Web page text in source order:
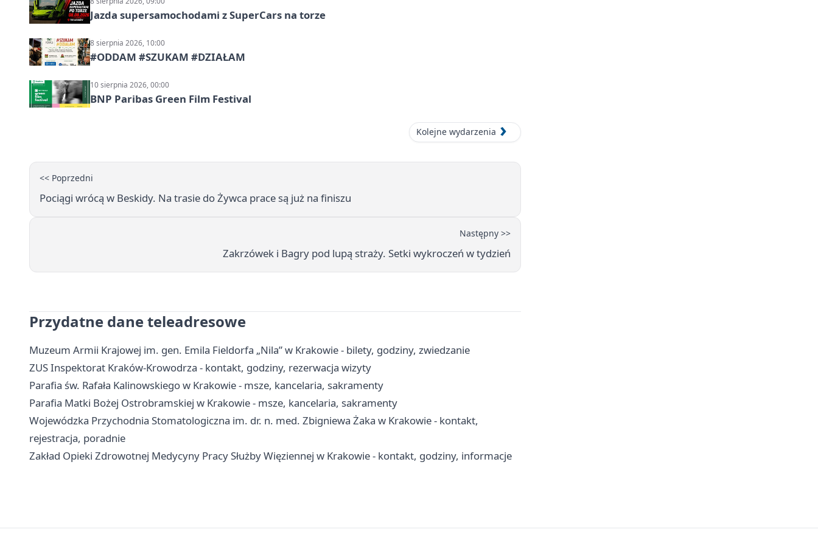
Jazda supersamochodami z SuperCars na torze
8 sierpnia 2026, 10:00
#ODDAM #SZUKAM #DZIAŁAM
10 sierpnia 2026, 00:00
BNP Paribas Green Film Festival
Kolejne wydarzenia
<< Poprzedni
Pociągi wrócą w Beskidy. Na trasie do Żywca prace są już na finiszu
Następny >>
Zakrzówek i Bagry pod lupą straży. Setki wykroczeń w tydzień
Przydatne dane teleadresowe
Muzeum Armii Krajowej im. gen. Emila Fieldorfa „Nila” w Krakowie - bilety, godziny, zwiedzanie
ZUS Inspektorat Kraków-Krowodrza - kontakt, godziny, rezerwacja wizyty
Parafia św. Rafała Kalinowskiego w Krakowie - msze, kancelaria, sakramenty
Parafia Matki Bożej Ostrobramskiej w Krakowie - msze, kancelaria, sakramenty
Wojewódzka Przychodnia Stomatologiczna im. dr. n. med. Zbigniewa Żaka w Krakowie - kontakt,
rejestracja, poradnie
Zakład Opieki Zdrowotnej Medycyny Pracy Służby Więziennej w Krakowie - kontakt, godziny, informacje